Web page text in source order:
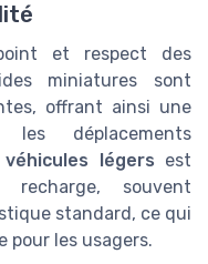
et respect des
miniatures sont
offrant ainsi une
les déplacements
véhicules légers est
souvent
standard, ce qui
pour les usagers.